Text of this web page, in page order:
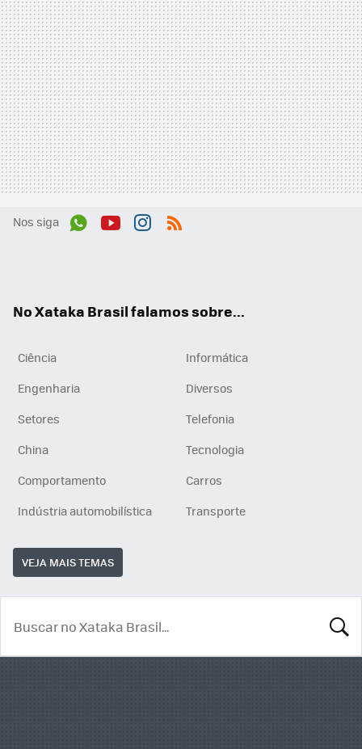
Nos siga
No Xataka Brasil falamos sobre...
Ciência
Informática
Engenharia
Diversos
Setores
Telefonia
China
Tecnologia
Comportamento
Carros
Indústria automobilística
Transporte
VEJA MAIS TEMAS